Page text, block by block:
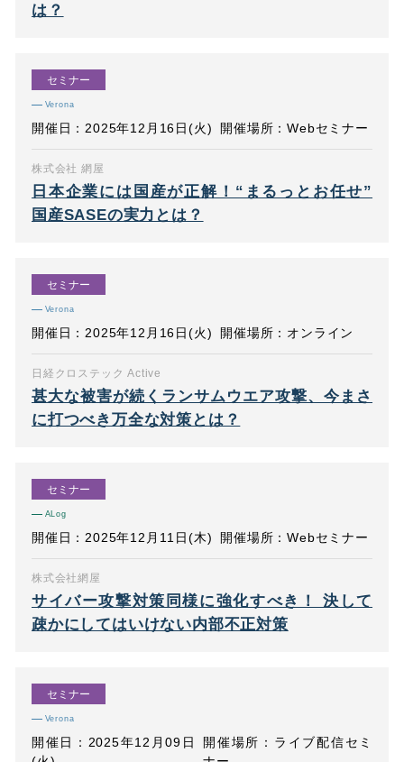
は？
セミナー
Verona
開催日：2025年12月16日(火) 開催場所：Webセミナー
株式会社 網屋
日本企業には国産が正解！“まるっとお任せ”
国産SASEの実力とは？
セミナー
Verona
開催日：2025年12月16日(火) 開催場所：オンライン
日経クロステック Active
甚大な被害が続くランサムウエア攻撃、今まさ
に打つべき万全な対策とは？
セミナー
ALog
開催日：2025年12月11日(木) 開催場所：Webセミナー
株式会社網屋
サイバー攻撃対策同様に強化すべき！ 決して
疎かにしてはいけない内部不正対策
セミナー
Verona
開催日：2025年12月09日
開催場所：ライブ配信セミ